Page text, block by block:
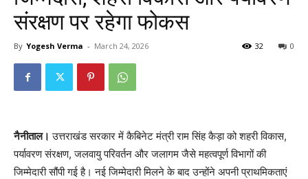
संरक्षण पर रहेगा फोकस
By Yogesh Verma - March 24, 2026 0
32
नैनीताल। उत्तराखंड सरकार में कैबिनेट मंत्री राम सिंह कैड़ा को शहरी विकास,
पर्यावरण संरक्षण, जलवायु परिवर्तन और जलागम जैसे महत्वपूर्ण विभागों की
जिम्मेदारी सौंपी गई है। नई जिम्मेदारी मिलने के बाद उन्होंने अपनी प्राथमिकताएं